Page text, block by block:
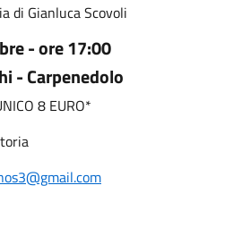
di Gianluca Scovoli
- ore 17:00
- Carpenedolo
8 EURO*